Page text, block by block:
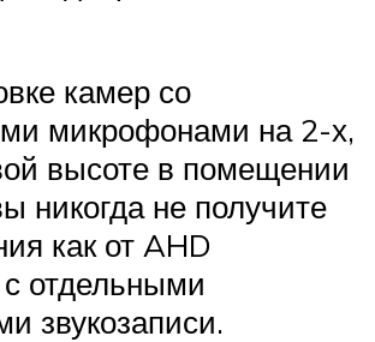
камер со
микрофонами на 2-х,
высоте в помещении
никогда не получите
как от AHD
отдельными
звукозаписи.